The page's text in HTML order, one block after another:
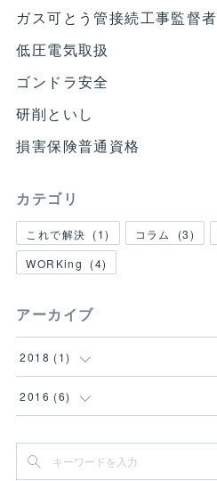
ガス可とう管接続工事監督者
低圧電気取扱
ゴンドラ安全
研削といし
損害保険普通資格
カテゴリ
これで解決 (1) コラム (3)
WORKing
(4)
アーカイブ
2018 (1)
(1
2016 (6)